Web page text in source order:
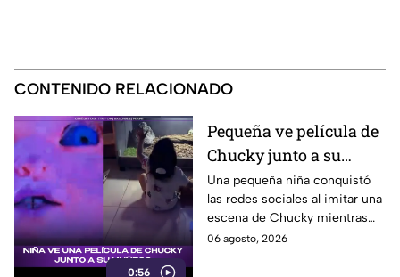
CONTENIDO RELACIONADO
0:56
Pequeña ve película de
Chucky junto a su
muñeco y se vuelve
viral
Una pequeña niña conquistó
las redes sociales al imitar una
escena de Chucky mientras
veía la película en su casa junto
06 agosto, 2026